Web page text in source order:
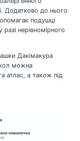
Додатково до нього
подушці
нерівномірного
Дакімакура
можна
атлас, а також під